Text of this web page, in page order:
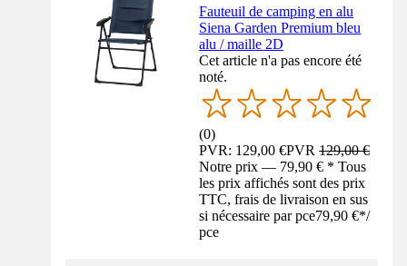
Fauteuil de camping en alu
Siena Garden Premium bleu
alu / maille 2D
Cet article n'a pas encore été
noté.
(0)
PVR: 129,00 €PVR129,00 €
Notre prix — 79,90 € * Tous
les prix affichés sont des prix
TTC, frais de livraison en sus
si nécessaire par pce79,90 €*/
pce